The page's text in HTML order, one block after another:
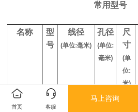
常用型号
名称
型
号
线径
(单位:毫米)
孔径
(单位:
毫米)
尺
寸
(单
位:
米)
不锈钢
1
1.8,1.5,1
25
首页 客服
马上咨询